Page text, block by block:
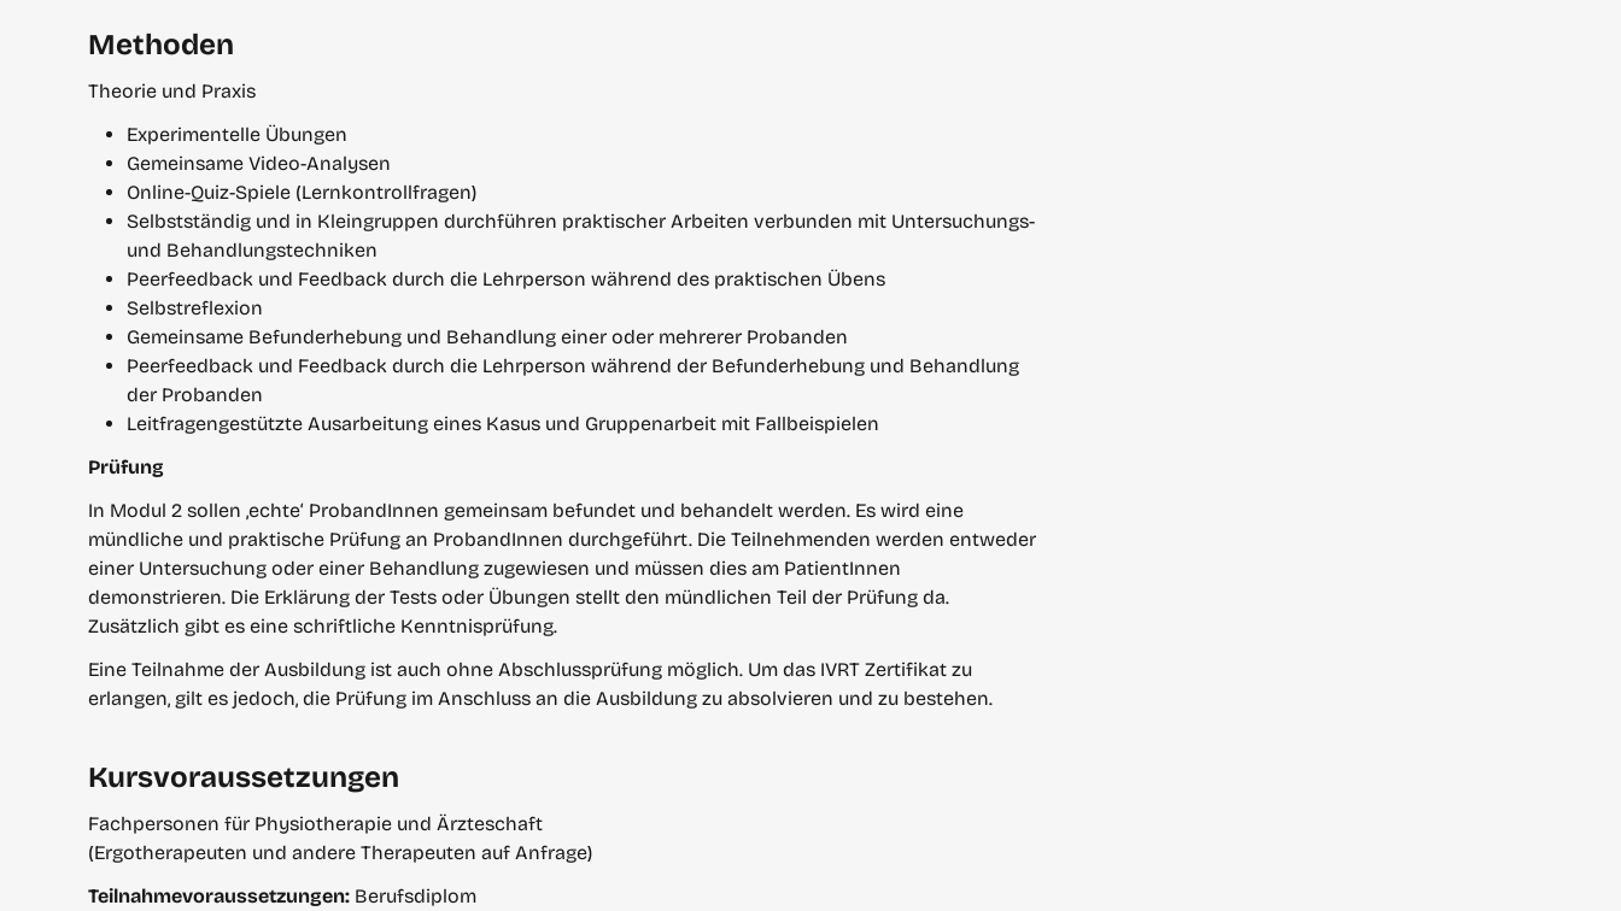
Methoden
Theorie und Praxis
Experimentelle Übungen
Gemeinsame Video-Analysen
Online-Quiz-Spiele (Lernkontrollfragen)
Selbstständig und in Kleingruppen durchführen praktischer Arbeiten verbunden mit Untersuchungs-
und Behandlungstechniken
Peerfeedback und Feedback durch die Lehrperson während des praktischen Übens
Selbstreflexion
Gemeinsame Befunderhebung und Behandlung einer oder mehrerer Probanden
Peerfeedback und Feedback durch die Lehrperson während der Befunderhebung und Behandlung
der Probanden
Leitfragengestützte Ausarbeitung eines Kasus und Gruppenarbeit mit Fallbeispielen
Prüfung
In Modul 2 sollen ‚echte‘ ProbandInnen gemeinsam befundet und behandelt werden. Es wird eine
mündliche und praktische Prüfung an ProbandInnen durchgeführt. Die Teilnehmenden werden entweder
einer Untersuchung oder einer Behandlung zugewiesen und müssen dies am PatientInnen
demonstrieren. Die Erklärung der Tests oder Übungen stellt den mündlichen Teil der Prüfung da.
Zusätzlich gibt es eine schriftliche Kenntnisprüfung.
Eine Teilnahme der Ausbildung ist auch ohne Abschlussprüfung möglich. Um das IVRT Zertifikat zu
erlangen, gilt es jedoch, die Prüfung im Anschluss an die Ausbildung zu absolvieren und zu bestehen.
Kursvoraussetzungen
Fachpersonen für Physiotherapie und Ärzteschaft
(Ergotherapeuten und andere Therapeuten auf Anfrage)
Teilnahme­voraussetzungen: Berufsdiplom